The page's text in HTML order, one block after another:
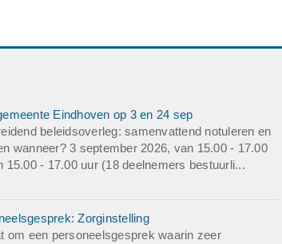
nader te bepalen
Zeist
groepsevaluatie
Eindhoven op 3 en 24 sep
beleidsoverleg: samenvattend notuleren en
wanneer? 3 september 2026, van 15.00 - 17.00
- 17.00 uur (18 deelnemers bestuurli...
Zorginstelling
om een personeelsgesprek waarin zeer